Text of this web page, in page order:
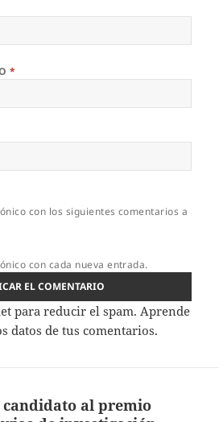
*
con los siguientes comentarios a
con cada nueva entrada.
para reducir el spam. Aprende
datos de tus comentarios.
al premio